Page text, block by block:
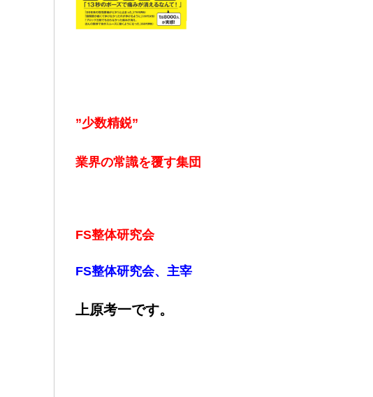
”少数精鋭”
業界の常識を覆す集団
FS整体研究会
FS整体研究会、主宰
上原考一です。